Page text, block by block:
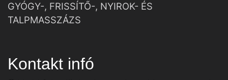
GYÓGY-, FRISSÍTŐ-, NYIROK- ÉS
TALPMASSZÁZS
Kontakt infó